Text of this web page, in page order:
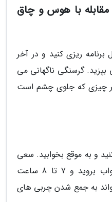
مقابله با هوس و چاق
ریزی کنید و در آخر
گرسنگی ناگهانی می
هر چیزی که جلوی چشم است
و به موقع بخوابید. سعی
کنید ساعت 10 شب به رختخواب بروید و 7 تا 8 ساعت
به جمع شدن چربی های